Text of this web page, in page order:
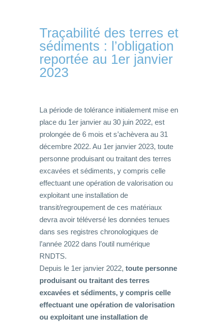
Traçabilité des terres et
sédiments : l’obligation
reportée au 1er janvier
2023
La période de tolérance initialement mise en
place du 1er janvier au 30 juin 2022, est
prolongée de 6 mois et s’achèvera au 31
décembre 2022. Au 1er janvier 2023, toute
personne produisant ou traitant des terres
excavées et sédiments, y compris celle
effectuant une opération de valorisation ou
exploitant une installation de
transit/regroupement de ces matériaux
devra avoir téléversé les données tenues
dans ses registres chronologiques de
l’année 2022 dans l’outil numérique
RNDTS.
Depuis le 1er janvier 2022, toute personne
produisant ou traitant des terres
excavées et sédiments, y compris celle
effectuant une opération de valorisation
ou exploitant une installation de